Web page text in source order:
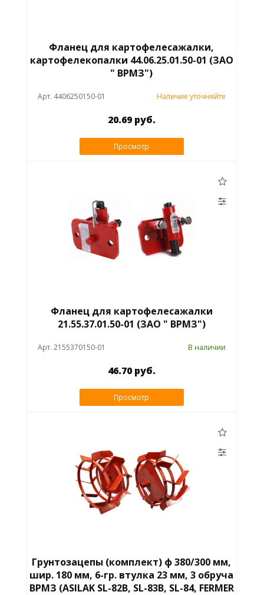
Фланец для картофелесажалки,
картофелекопалки 44.06.25.01.50-01 (ЗАО
" ВРМЗ")
Арт. 4406250150-01 Наличие уточняйте
20.69 руб.
Просмотр
Фланец для картофелесажалки
21.55.37.01.50-01 (ЗАО " ВРМЗ")
Арт. 2155370150-01 В наличии
46.70 руб.
Просмотр
Грунтозацепы (комплект) ф 380/300 мм,
шир. 180 мм, 6-гр. втулка 23 мм, 3 обруча
ВРМЗ (ASILAK SL-82B, SL-83B, SL-84, FERMER